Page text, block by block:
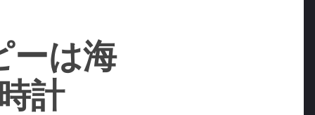
ーは海
計